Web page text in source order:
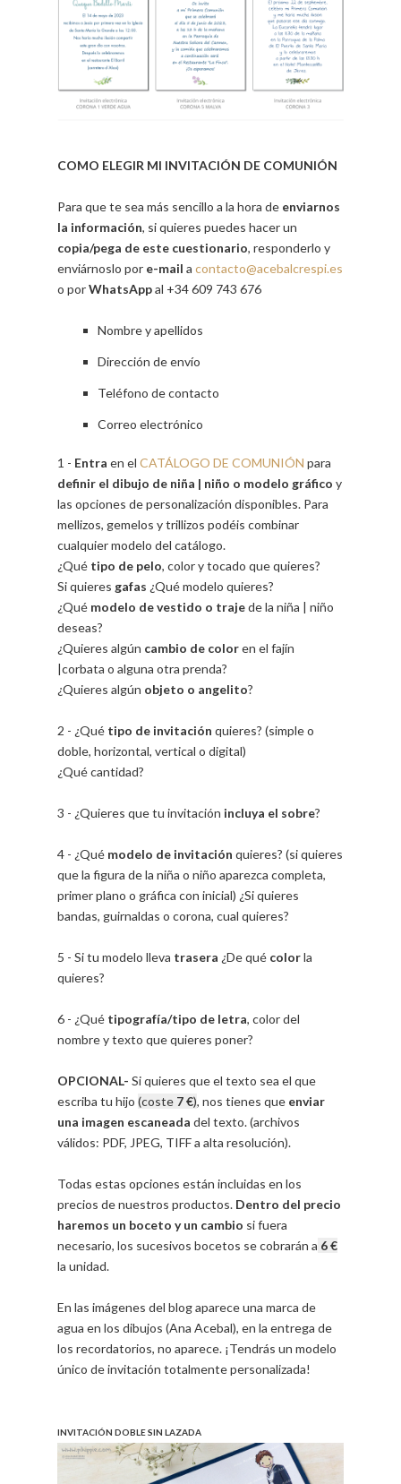
COMO ELEGIR MI INVITACIÓN DE COMUNIÓN
Para que te sea más sencillo a la hora de enviarnos
la información, si quieres puedes hacer un
copia/pega de este cuestionario, responderlo y
enviárnoslo por e-mail a contacto@acebalcrespi.es
o porWhatsAppal +34 609 743 676
Nombre y apellidos
Dirección de envío
Teléfono de contacto
Correo electrónico
1 - Entra en el CATÁLOGO DE COMUNIÓN para
definir el dibujo de niña | niño o modelo gráfico y
las opciones de personalización disponibles. Para
mellizos, gemelos y trillizos podéis combinar
cualquier modelo del catálogo.
¿Qué tipo de pelo, color y tocado que quieres?
Si quieres gafas ¿Qué modelo quieres?
¿Qué modelo de vestido o trajede la niña | niño
deseas?
¿Quieres algún cambio de coloren el fajín
|corbata o alguna otra prenda?
¿Quieres algún objeto o angelito?
2 - ¿Qué tipo de invitación quieres? (simple o
doble, horizontal, vertical o digital)
¿Qué cantidad?
3 - ¿Quieres que tu invitación incluya el sobre?
4 - ¿Qué modelo de invitación quieres? (si quieres
que la figura de la niña o niño aparezca completa,
primer plano o gráfica con inicial) ¿Si quieres
bandas, guirnaldas o corona, cual quieres?
5 - Si tu modelo lleva trasera ¿De qué colorla
quieres?
6 - ¿Qué tipografía/tipo de letra, color del
nombre y texto que quieres poner?
OPCIONAL- Si quieres que el texto sea el que
escriba tu hijo (coste 7 €), nos tienes que enviar
una imagen escaneada del texto. (archivos
válidos: PDF, JPEG, TIFF a alta resolución).
Todas estas opciones están incluidas en los
precios de nuestros productos. Dentro del precio
haremos un boceto y un cambio si fuera
necesario, los sucesivos bocetos se cobrarán a 6 €
la unidad.
En las imágenes del blog aparece una marca de
agua en los dibujos (Ana Acebal), en la entrega de
los recordatorios, no aparece. ¡Tendrás un modelo
único de invitación totalmente personalizada!
INVITACIÓN DOBLE SIN LAZADA